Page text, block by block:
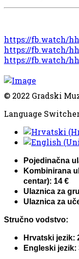
https://fb.watch/
https://fb.watch/
https://fb.watch/
© 2022 Gradski
Language
Pojedinačna
Kombinirana
centar): 14 €
Ulaznica za
Ulaznica za
Stručno vodstvo:
Hrvatski jezik:
Engleski jezik: